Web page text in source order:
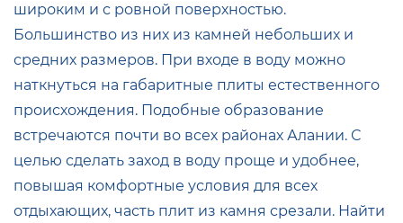
широким и с ровной поверхностью.
Большинство из них из камней небольших и
средних размеров. При входе в воду можно
наткнуться на габаритные плиты естественного
происхождения. Подобные образование
встречаются почти во всех районах Алании. С
целью сделать заход в воду проще и удобнее,
повышая комфортные условия для всех
отдыхающих, часть плит из камня срезали. Найти